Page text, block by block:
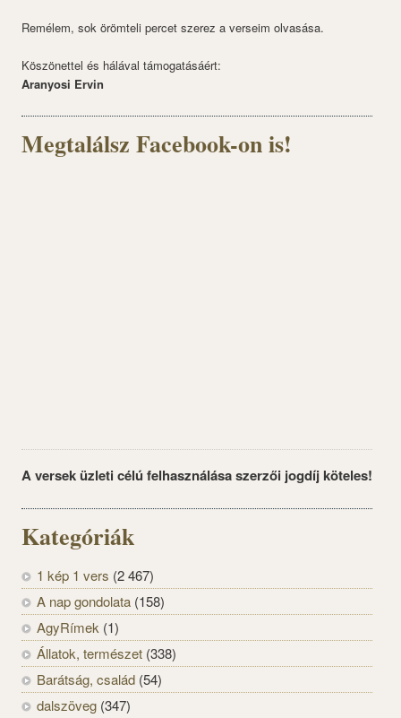
Remélem, sok örömteli percet szerez a verseim olvasása.
Köszönettel és hálával támogatásáért:
Aranyosi Ervin
Megtalálsz Facebook-on is!
A versek üzleti célú felhasználása szerzői jogdíj köteles!
Kategóriák
1 kép 1 vers (2 467)
A nap gondolata (158)
AgyRímek (1)
Állatok, természet (338)
Barátság, család (54)
dalszöveg (347)